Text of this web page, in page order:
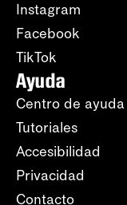
Instagram
Facebook
TikTok
Ayuda
Centro de ayuda
Tutoriales
Accesibilidad
Privacidad
Contacto